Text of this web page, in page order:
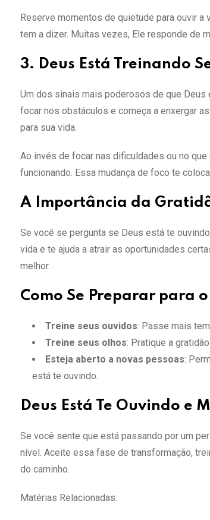
Reserve momentos de quietude para ouvir
tem a dizer. Muitas vezes, Ele responde de
3. Deus Está Treinando
Um dos sinais mais poderosos de que Deus
focar nos obstáculos e começa a enxergar
para sua vida.
Ao invés de focar nas dificuldades ou no
funcionando. Essa mudança de foco te
A Importância da
Se você se pergunta se Deus está te
vida e te ajuda a atrair as oportunidades
melhor.
Como Se Preparar para
Treine seus ouvidos: Passe mais
Treine seus olhos: Pratique a
Esteja aberto a novas pessoas:
está te ouvindo.
Deus Está Te Ouvindo e
Se você sente que está passando por um
nível. Aceite essa fase de transformação,
do caminho.
Matérias Relacionadas: